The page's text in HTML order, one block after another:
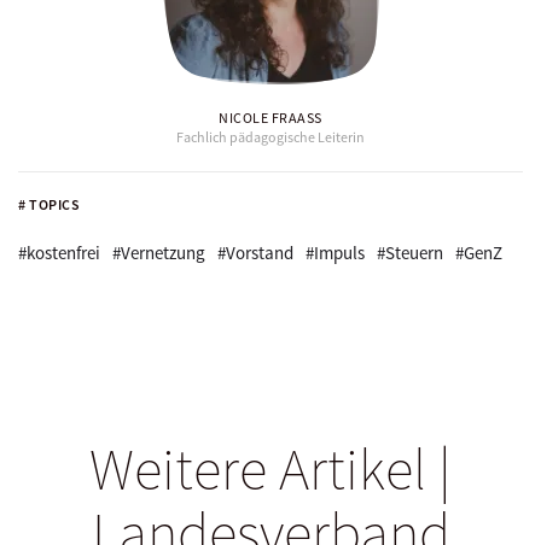
# TOPICS
#kostenfrei #Vernetzung #Vorstand #Impuls #Steuern #GenZ
NICOLE FRAASS
Fachlich pädagogische Leiterin
Weitere Artikel |